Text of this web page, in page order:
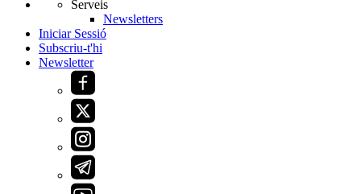
Serveis
Newsletters
Iniciar Sessió
Subscriu-t'hi
Newsletter